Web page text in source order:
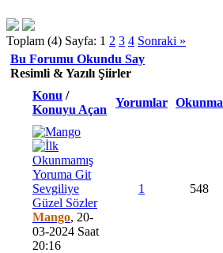
Toplam (4) Sayfa: 1 2 3 4 Sonraki »
Bu Forumu Okundu Say
Resimli & Yazılı Şiirler
Konu /
Konuyu Açan
Yorumlar Okunma
Sevgiliye
Güzel Sözler
Mango, 20-
03-2024 Saat
20:16
1 548